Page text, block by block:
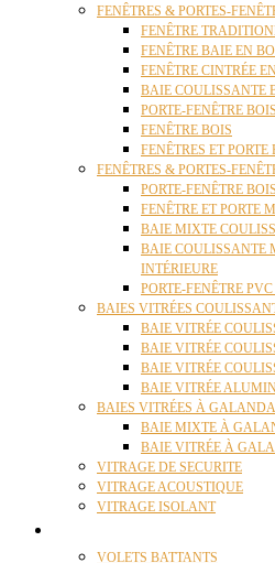
FENÊTRES & PORTES-
FENÊTRE
FENÊTRE BAIE EN
FENÊTRE CINTRÉE
BAIE COULISSANTE
PORTE-FENÊTRE BOIS
FENÊTRE BOIS
FENÊTRES ET PORTE
FENÊTRES & PORTES-
PORTE-FENÊTRE
FENÊTRE ET PORTE
BAIE MIXTE
BAIE COULISSANTE
INTÉRIEURE
PORTE-FENÊTRE
BAIES VITRÉES
BAIE VITRÉE
BAIE VITRÉE
BAIE VITRÉE
BAIE VITRÉE
BAIES VITRÉES À
BAIE MIXTE À
BAIE VITRÉE À
VITRAGE DE SECURITE
VITRAGE ACOUSTIQUE
VITRAGE ISOLANT
VOLETS BATTANTS